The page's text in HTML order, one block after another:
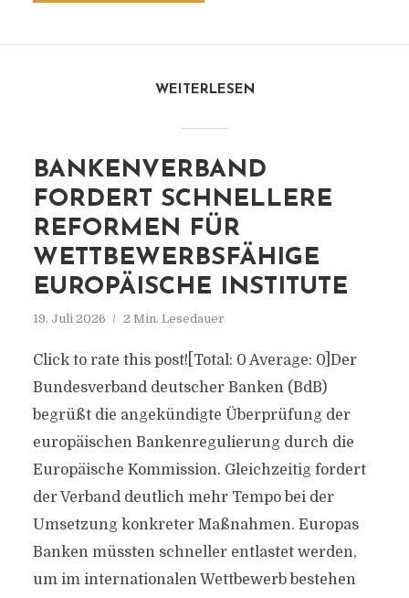
WEITERLESEN
BANKENVERBAND
FORDERT SCHNELLERE
REFORMEN FÜR
WETTBEWERBSFÄHIGE
EUROPÄISCHE INSTITUTE
19. Juli 2026 2 Min. Lesedauer
Click to rate this post![Total: 0 Average: 0]Der
Bundesverband deutscher Banken (BdB)
begrüßt die angekündigte Überprüfung der
europäischen Bankenregulierung durch die
Europäische Kommission. Gleichzeitig fordert
der Verband deutlich mehr Tempo bei der
Umsetzung konkreter Maßnahmen. Europas
Banken müssten schneller entlastet werden,
um im internationalen Wettbewerb bestehen